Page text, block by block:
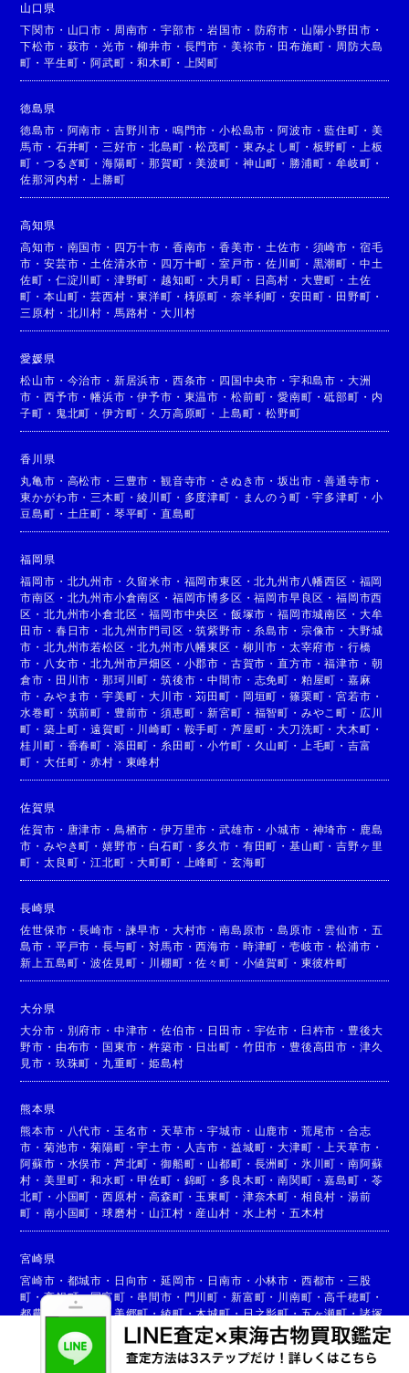
山口県
下関市 ・ 山口市 ・ 周南市 ・宇部市 ・岩国市 ・ 防府市 ・ 山陽小野田市 ・
下松市 ・ 萩市 ・光市 ・柳井市 ・ 長門市 ・ 美祢市 ・ 田布施町 ・ 周防大島
町 ・平生町 ・阿武町 ・和木町 ・ 上関町
徳島県
徳島市 ・ 阿南市 ・ 吉野川市 ・ 鳴門市 ・小松島市 ・阿波市 ・藍住町 ・ 美
馬市 ・ 石井町 ・ 三好市 ・北島町 ・松茂町 ・ 東みよし町 ・ 板野町 ・
上板
町 ・つるぎ町 ・海陽町 ・那賀町 ・美波町 ・ 神山町 ・ 勝浦町 ・牟岐町 ・
佐那河内村 ・ 上勝町
高知県
高知市 ・ 南国市 ・ 四万十市 ・ 香南市 ・香美市 ・ 土佐市 ・ 須崎市 ・ 宿毛
市 ・安芸市 ・ 土佐清水市 ・ 四万十町 ・室戸市 ・佐川町 ・ 黒潮町 ・ 中土
佐町 ・ 仁淀川町 ・ 津野町 ・ 越知町 ・大月町 ・ 日高村 ・ 大豊町 ・ 土佐
町 ・本山町 ・芸西村 ・東洋町 ・ 梼原町 ・ 奈半利町 ・ 安田町 ・ 田野町 ・
三原村 ・ 北川村 ・ 馬路村 ・大川村
愛媛県
松山市 ・ 今治市 ・ 新居浜市 ・ 西条市 ・ 四国中央市 ・ 宇和島市 ・ 大洲
市 ・西予市 ・幡浜市 ・伊予市 ・ 東温市 ・ 松前町 ・愛南町 ・砥部町 ・ 内
子町 ・ 鬼北町 ・伊方町 ・ 久万高原町 ・ 上島町 ・松野町
香川県
丸亀市 ・ 高松市 ・ 三豊市 ・観音寺市 ・ さぬき市 ・坂出市 ・善通寺市 ・
東かがわ市 ・ 三木町 ・綾川町 ・ 多度津町 ・ まんのう町 ・宇多津町 ・ 小
豆島町 ・ 土庄町 ・ 琴平町 ・直島町
福岡県
福岡市 ・ 北九州市 ・ 久留米市 ・ 福岡市東区 ・北九州市八幡西区 ・ 福岡
市南区 ・ 北九州市小倉南区 ・ 福岡市博多区 ・福岡市早良区 ・福岡市西
区 ・北九州市小倉北区 ・福岡市中央区 ・ 飯塚市 ・福岡市城南区 ・ 大牟
田市 ・ 春日市 ・北九州市門司区 ・筑紫野市 ・ 糸島市 ・ 宗像市 ・ 大野城
市 ・北九州市若松区 ・北九州市八幡東区 ・ 柳川市 ・ 太宰府市 ・ 行橋
市 ・ 八女市 ・北九州市戸畑区 ・ 小郡市 ・ 古賀市 ・直方市 ・福津市 ・ 朝
倉市 ・ 田川市 ・那珂川町 ・筑後市 ・中間市 ・ 志免町 ・ 粕屋町 ・ 嘉麻
市 ・みやま市 ・宇美町 ・大川市 ・苅田町 ・ 岡垣町 ・ 篠栗町 ・宮若市 ・
水巻町 ・ 筑前町 ・ 豊前市 ・須恵町 ・新宮町 ・ 福智町 ・ みやこ町 ・ 広川
町 ・築上町 ・遠賀町 ・ 川崎町 ・ 鞍手町 ・ 芦屋町 ・大刀洗町 ・大木町 ・
桂川町 ・ 香春町 ・ 添田町 ・ 糸田町 ・小竹町 ・ 久山町 ・ 上毛町 ・ 吉富
町 ・大任町 ・赤村 ・ 東峰村
佐賀県
佐賀市 ・ 唐津市 ・ 鳥栖市 ・伊万里市 ・武雄市 ・小城市 ・ 神埼市 ・ 鹿島
市 ・みやき町 ・嬉野市 ・ 白石町 ・ 多久市 ・ 有田町 ・ 基山町 ・吉野ヶ里
町 ・太良町 ・江北町 ・大町町 ・ 上峰町 ・ 玄海町
長崎県
佐世保市 ・長崎市 ・ 諫早市 ・ 大村市 ・南島原市 ・島原市 ・ 雲仙市 ・ 五
島市 ・ 平戸市 ・長与町 ・対馬市 ・西海市 ・ 時津町 ・ 壱岐市 ・松浦市 ・
新上五島町 ・波佐見町 ・ 川棚町 ・佐々町 ・ 小値賀町 ・ 東彼杵町
大分県
大分市 ・ 別府市 ・ 中津市 ・佐伯市 ・ 日田市 ・ 宇佐市 ・ 臼杵市 ・ 豊後大
野市 ・ 由布市 ・ 国東市 ・杵築市 ・ 日出町 ・ 竹田市 ・ 豊後高田市 ・ 津久
見市 ・ 玖珠町 ・ 九重町 ・姫島村
熊本県
熊本市 ・ 八代市 ・ 玉名市 ・ 天草市 ・宇城市 ・ 山鹿市 ・ 荒尾市 ・ 合志
市 ・菊池市 ・菊陽町 ・宇土市 ・ 人吉市 ・ 益城町 ・大津町 ・ 上天草市 ・
阿蘇市 ・ 水俣市 ・ 芦北町 ・御船町 ・ 山都町 ・ 長洲町 ・ 氷川町 ・ 南阿蘇
村 ・美里町 ・和水町 ・甲佐町 ・ 錦町 ・ 多良木町 ・南関町 ・嘉島町 ・ 苓
北町 ・ 小国町 ・西原村 ・高森町 ・ 玉東町 ・ 津奈木町 ・ 相良村 ・ 湯前
町 ・南小国町 ・球磨村 ・ 山江村 ・ 産山村 ・ 水上村 ・ 五木村
宮崎県
宮崎市 ・ 都城市 ・ 日向市 ・延岡市 ・ 日南市 ・ 小林市 ・ 西都市 ・ 三股
町 ・高鍋町・国富町 ・ 串間市 ・ 門川町 ・ 新富町 ・ 川南町 ・高千穂町 ・
都農町
高原町 ・美郷町・綾町・木城町・日之影町・五ヶ瀬町・諸塚
椎葉村・ 西米良村